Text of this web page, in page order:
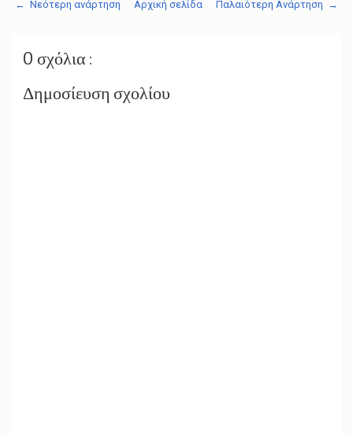
← Νεότερη ανάρτηση Παλαιότερη Ανάρτηση →
Αρχική σελίδα
0 σχόλια :
Δημοσίευση σχολίου